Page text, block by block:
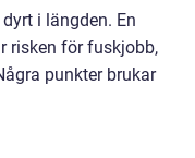
i längden. En
risken för fuskjobb,
punkter brukar